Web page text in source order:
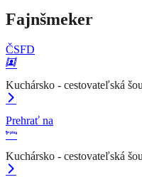
Fajnšmeker
ČSFD
Kuchársko - cestovateľská
Prehrať na
Kuchársko - cestovateľská